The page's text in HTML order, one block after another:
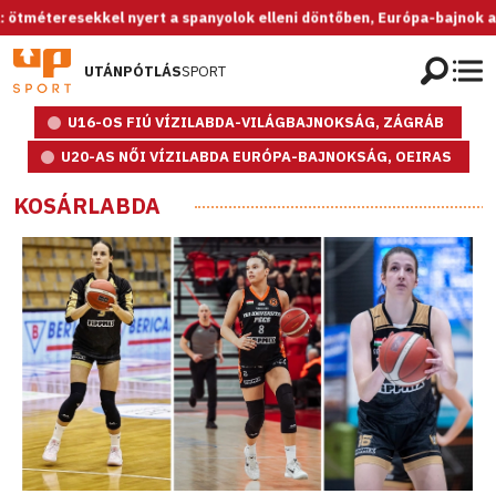
nyert a spanyolok elleni döntőben, Európa-bajnok az U20-
UTÁNPÓTLÁSSPORT
U16-OS FIÚ VÍZILABDA-VILÁGBAJNOKSÁG, ZÁGRÁB
U20-AS NŐI VÍZILABDA EURÓPA-BAJNOKSÁG, OEIRAS
KOSÁRLABDA